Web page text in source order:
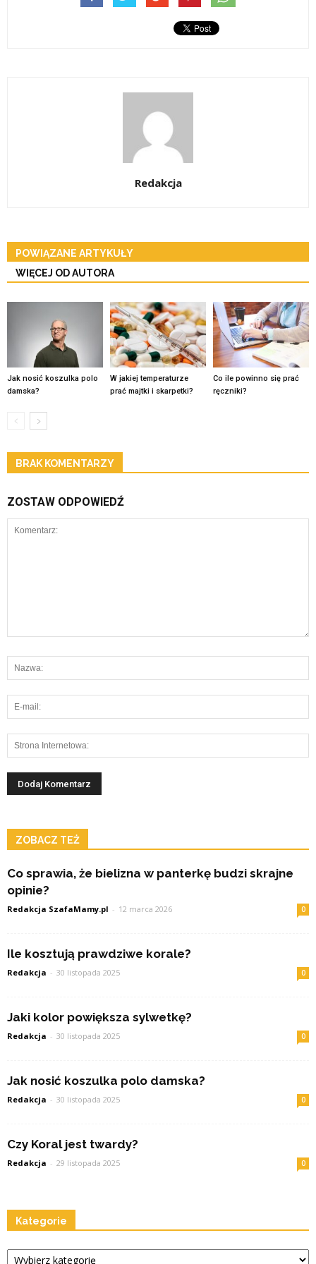
Redakcja
POWIĄZANE ARTYKUŁY
WIĘCEJ OD AUTORA
Jak nosić koszulka polo
damska?
W jakiej temperaturze
prać majtki i skarpetki?
Co ile powinno się prać
ręczniki?
BRAK KOMENTARZY
ZOSTAW ODPOWIEDŹ
ZOBACZ TEŻ
Co sprawia, że bielizna w panterkę budzi skrajne
opinie?
Redakcja SzafaMamy.pl - 12 marca 2026 0
Ile kosztują prawdziwe korale?
Redakcja - 30 listopada 2025 0
Jaki kolor powiększa sylwetkę?
Redakcja - 30 listopada 2025 0
Jak nosić koszulka polo damska?
Redakcja - 30 listopada 2025 0
Czy Koral jest twardy?
Redakcja - 29 listopada 2025 0
Kategorie
Kategorie